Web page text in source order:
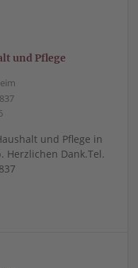
und Pflege
und Pflege in
Herzlichen Dank.Tel.